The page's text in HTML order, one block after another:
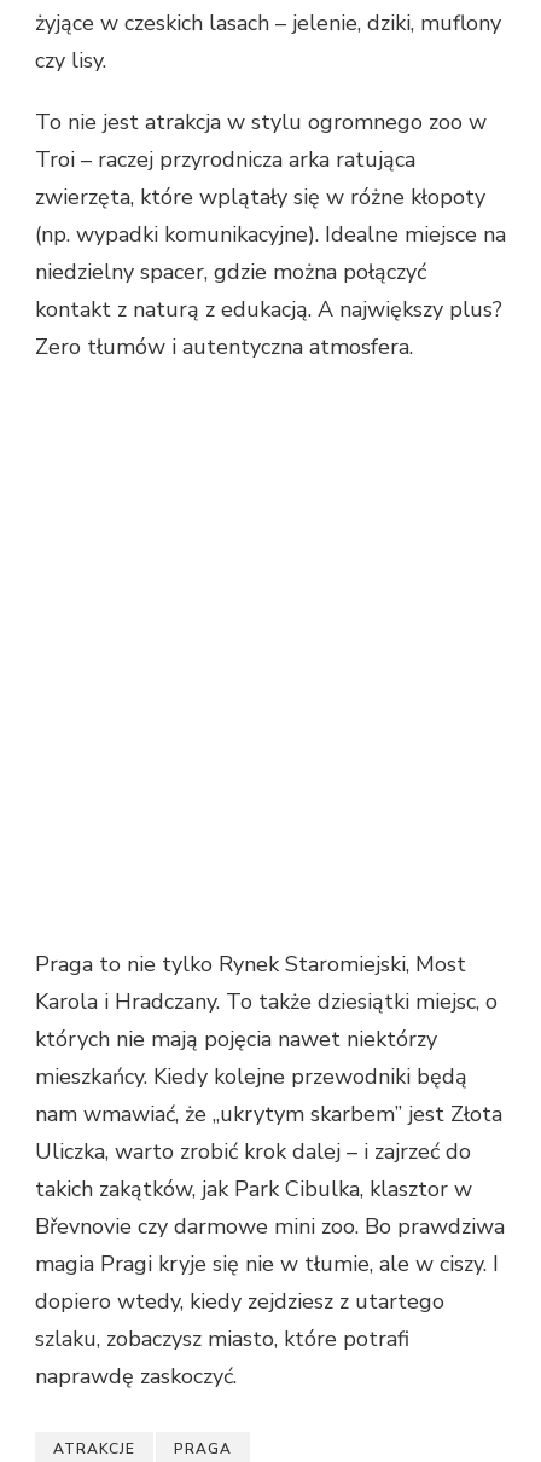
żyjące w czeskich lasach – jelenie, dziki, muflony
czy lisy.
To nie jest atrakcja w stylu ogromnego zoo w
Troi – raczej przyrodnicza arka ratująca
zwierzęta, które wplątały się w różne kłopoty
(np. wypadki komunikacyjne). Idealne miejsce na
niedzielny spacer, gdzie można połączyć
kontakt z naturą z edukacją. A największy plus?
Zero tłumów i autentyczna atmosfera.
Praga to nie tylko Rynek Staromiejski, Most
Karola i Hradczany. To także dziesiątki miejsc, o
których nie mają pojęcia nawet niektórzy
mieszkańcy. Kiedy kolejne przewodniki będą
nam wmawiać, że „ukrytym skarbem” jest Złota
Uliczka, warto zrobić krok dalej – i zajrzeć do
takich zakątków, jak Park Cibulka, klasztor w
Břevnovie czy darmowe mini zoo. Bo prawdziwa
magia Pragi kryje się nie w tłumie, ale w ciszy. I
dopiero wtedy, kiedy zejdziesz z utartego
szlaku, zobaczysz miasto, które potrafi
naprawdę zaskoczyć.
ATRAKCJE PRAGA